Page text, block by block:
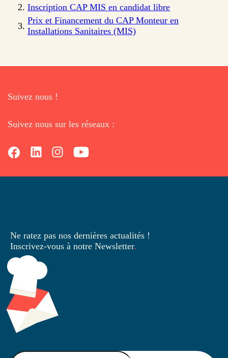
Inscription CAP MIS en candidat libre
Prix et Financement du CAP Monteur en
Installations Sanitaires (MIS)
Suivez nous !
Suivez nous sur les réseaux :
Ne ratez pas nos dernières actualités !
Inscrivez-vous à notre Newsletter.